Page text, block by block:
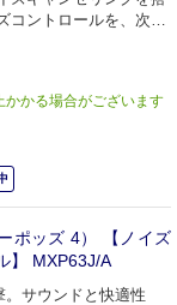
ントロールを、次の
イン。みんなにうれ
かる場合がございます
ポッズ 4） 【ノイズ
】 MXP63J/A
。サウンドと快適性